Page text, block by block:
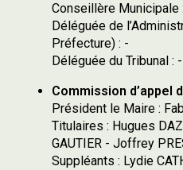
Conseillère Municipale
Déléguée de
Préfecture) : -
Déléguée du Tribunal : -
Commission d’appel
Président le Maire :
Titulaires : Hugues
GAUTIER - Joffrey
Suppléants : Lydie